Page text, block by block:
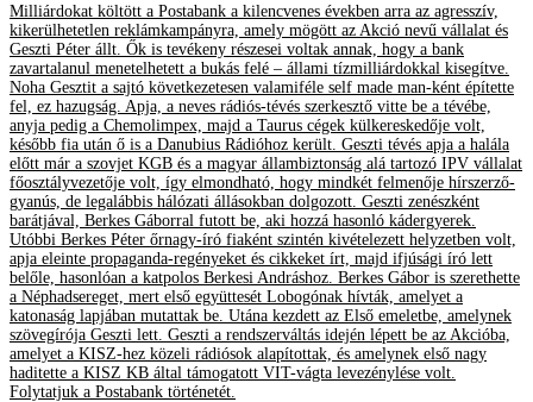
Milliárdokat költött a Postabank a kilencvenes években arra az agresszív,
kikerülhetetlen reklámkampányra, amely mögött az Akció nevű vállalat és
Geszti Péter állt. Ők is tevékeny részesei voltak annak, hogy a bank
zavartalanul menetelhetett a bukás felé – állami tízmilliárdokkal kisegítve.
Noha Gesztit a sajtó következetesen valamiféle self made man-ként építette
fel, ez hazugság. Apja, a neves rádiós-tévés szerkesztő vitte be a tévébe,
anyja pedig a Chemolimpex, majd a Taurus cégek külkereskedője volt,
később fia után ő is a Danubius Rádióhoz került. Geszti tévés apja a halála
előtt már a szovjet KGB és a magyar állambiztonság alá tartozó IPV vállalat
főosztályvezetője volt, így elmondható, hogy mindkét felmenője hírszerző-
gyanús, de legalábbis hálózati állásokban dolgozott. Geszti zenészként
barátjával, Berkes Gáborral futott be, aki hozzá hasonló kádergyerek.
Utóbbi Berkes Péter őrnagy-író fiaként szintén kivételezett helyzetben volt,
apja eleinte propaganda-regényeket és cikkeket írt, majd ifjúsági író lett
belőle, hasonlóan a katpolos Berkesi Andráshoz. Berkes Gábor is szerethette
a Néphadsereget, mert első együttesét Lobogónak hívták, amelyet a
katonaság lapjában mutattak be. Utána kezdett az Első emeletbe, amelynek
szövegírója Geszti lett. Geszti a rendszerváltás idején lépett be az Akcióba,
amelyet a KISZ-hez közeli rádiósok alapítottak, és amelynek első nagy
haditette a KISZ KB által támogatott VIT-vágta levezénylése volt.
Folytatjuk a Postabank történetét.